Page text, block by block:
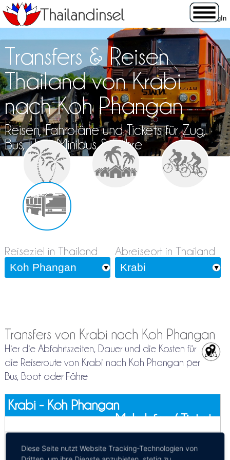
Transfers & Reisen
Thailand von Krabi
nach Koh Phangan
Reisen, Fahrpläne und Tickets für Zug,
Bus, Flug, Minibus & Fähre
Reiseziel in Thailand Abreiseort in Thailand
Transfers von Krabi nach Koh Phangan
Hier die Abfahrtszeiten, Dauer und die Kosten für
die Reiseroute von Krabi nach Koh Phangan per
Bus, Boot oder Fähre
Krabi - Koh Phangan
Mehr Infos / Tickets
Kosten:EUR 204.39–260.40 Dauer:
Diese Seite nutzt Website Tracking-Technologien von